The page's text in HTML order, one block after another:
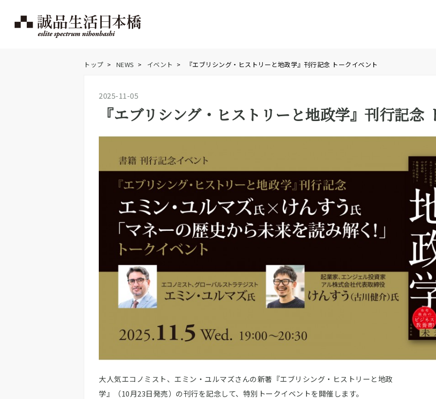
トップ > NEWS > イベント > 『エブリシング・ヒストリーと地政学』刊行記念 トークイベント
2025-11-05
『エブリシング・ヒストリーと地政学』刊行記念
大人気エコノミスト、エミン・ユルマズさんの新著『エブリシング・ヒストリーと地政
学』（10月23日発売）の刊行を記念して、特別トークイベントを開催します。